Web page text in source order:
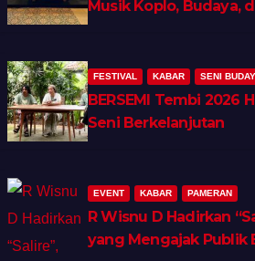
Musik Koplo, Budaya,
FESTIVAL KABAR SENI
BERSEMI Tembi 2026
Seni Berkelanjutan
EVENT KABAR PAMERAN
R Wisnu D Hadirkan
yang Mengajak Publik